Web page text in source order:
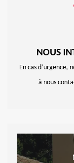
NOUS
En cas d’urgence,
à nous